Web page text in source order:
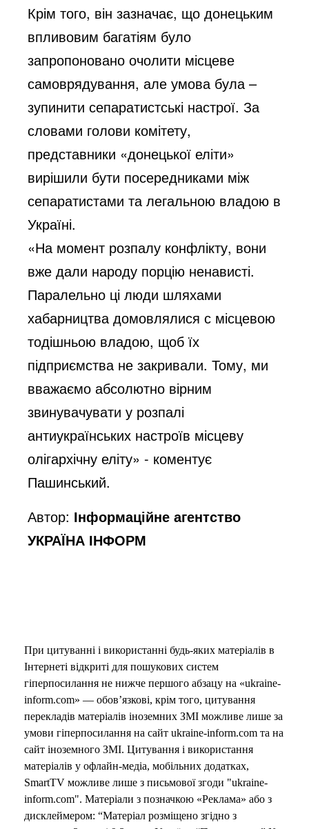
Крім того, він зазначає, що донецьким
впливовим багатіям було
запропоновано очолити місцеве
самоврядування, але умова була –
зупинити сепаратистські настрої. За
словами голови комітету,
представники «донецької еліти»
вирішили бути посередниками між
сепаратистами та легальною владою в
Україні.
«На момент розпалу конфлікту, вони
вже дали народу порцію ненависті.
Паралельно ці люди шляхами
хабарництва домовлялися с місцевою
тодішньою владою, щоб їх
підприємства не закривали. Тому, ми
вважаємо абсолютно вірним
звинувачувати у розпалі
антиукраїнських настроїв місцеву
олігархічну еліту» - коментує
Пашинський.
Автор: Інформаційне агентство
УКРАЇНА ІНФОРМ
При цитуванні і використанні будь-яких матеріалів в
Інтернеті відкриті для пошукових систем
гіперпосилання не нижче першого абзацу на «ukraine-
inform.com» — обов’язкові, крім того, цитування
перекладів матеріалів іноземних ЗМІ можливе лише за
умови гіперпосилання на сайт ukraine-inform.com та на
сайт іноземного ЗМІ. Цитування і використання
матеріалів у офлайн-медіа, мобільних додатках,
SmartTV можливе лише з письмової згоди "ukraine-
inform.com". Матеріали з позначкою «Реклама» або з
дисклеймером: “Матеріал розміщено згідно з